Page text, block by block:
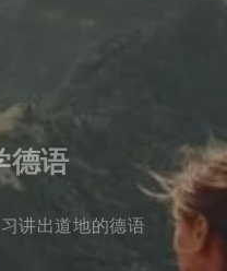
德语
讲出道地的德语